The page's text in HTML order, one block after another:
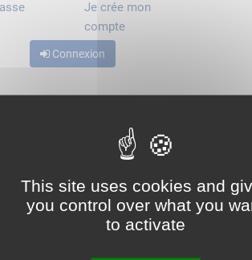
This site uses cookies and
you control over what you
to activate
Je crée mon
compte
Connexion
de la Transition
et de la
des territoires
de la Transition